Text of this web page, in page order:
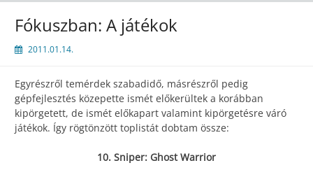
Fókuszban: A játékok
2011.01.14.
Egyrészről temérdek szabadidő, másrészről pedig
gépfejlesztés közepette ismét előkerültek a korábban
kipörgetett, de ismét előkapart valamint kipörgetésre váró
játékok. Így rögtönzött toplistát dobtam össze:
10. Sniper: Ghost Warrior